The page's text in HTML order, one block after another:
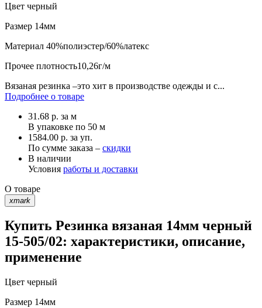
Цвет черный
Размер 14мм
Материал 40%полиэстер/60%латекс
Прочее плотность10,26г/м
Вязаная резинка –это хит в производстве одежды и с...
Подробнее о товаре
31.68 р. за м
В упаковке по 50 м
1584.00 р. за уп.
По сумме заказа – скидки
В наличии
Условия работы и доставки
О товаре
xmark
Купить Резинка вязаная 14мм черный
15-505/02: характеристики, описание,
применение
Цвет черный
Размер 14мм